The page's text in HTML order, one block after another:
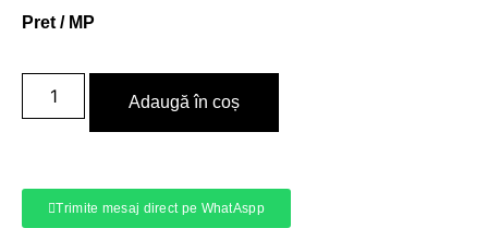
Pret / MP
Adaugă în coș
Trimite mesaj direct pe WhatAspp